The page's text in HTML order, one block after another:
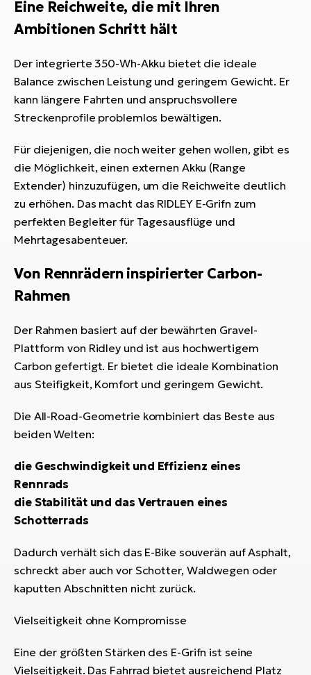
Eine Reichweite, die mit Ihren
Ambitionen Schritt hält
Der integrierte 350-Wh-Akku bietet die ideale
Balance zwischen Leistung und geringem Gewicht. Er
kann längere Fahrten und anspruchsvollere
Streckenprofile problemlos bewältigen.
Für diejenigen, die noch weiter gehen wollen, gibt es
die Möglichkeit, einen externen Akku (Range
Extender) hinzuzufügen, um die Reichweite deutlich
zu erhöhen. Das macht das RIDLEY E-Grifn zum
perfekten Begleiter für Tagesausflüge und
Mehrtagesabenteuer.
Von Rennrädern inspirierter Carbon-
Rahmen
Der Rahmen basiert auf der bewährten Gravel-
Plattform von Ridley und ist aus hochwertigem
Carbon gefertigt. Er bietet die ideale Kombination
aus Steifigkeit, Komfort und geringem Gewicht.
Die All-Road-Geometrie kombiniert das Beste aus
beiden Welten:
die Geschwindigkeit und Effizienz eines
Rennrads
die Stabilität und das Vertrauen eines
Schotterrads
Dadurch verhält sich das E-Bike souverän auf Asphalt,
schreckt aber auch vor Schotter, Waldwegen oder
kaputten Abschnitten nicht zurück.
Vielseitigkeit ohne Kompromisse
Eine der größten Stärken des E-Grifn ist seine
Vielseitigkeit. Das Fahrrad bietet ausreichend Platz